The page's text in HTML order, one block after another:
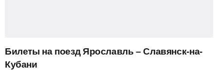
Билеты на поезд Ярославль – Славянск-на-
Кубани